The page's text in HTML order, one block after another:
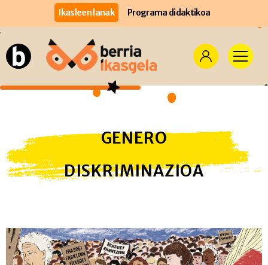
Ikasleen lanak Programa didaktikoa
GENERO
DISKRIMINAZIOA